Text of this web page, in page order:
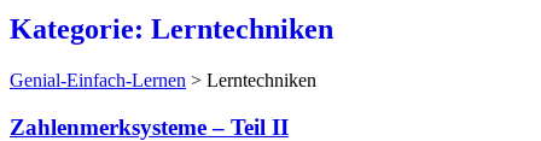
Kategorie: Lerntechniken
Genial-Einfach-Lernen > Lerntechniken
Zahlenmerksysteme – Teil II